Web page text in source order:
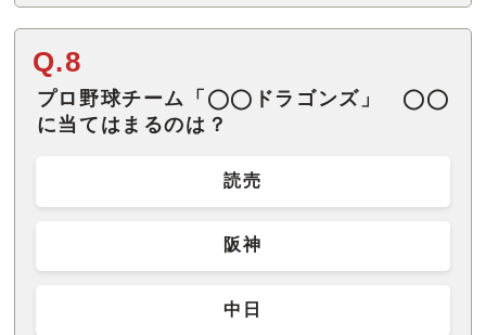
Q.8
プロ野球チーム「◯◯ドラゴンズ」 ◯◯
に当てはまるのは？
読売
阪神
中日